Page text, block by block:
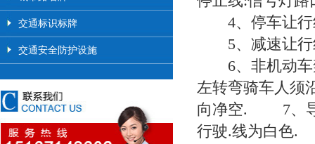
交通标识标牌
交通安全防护设施
4、停车让行
5、减速让行
6、非机动车
左转弯骑车人须
向净空. 7、导
行驶.线为白色.